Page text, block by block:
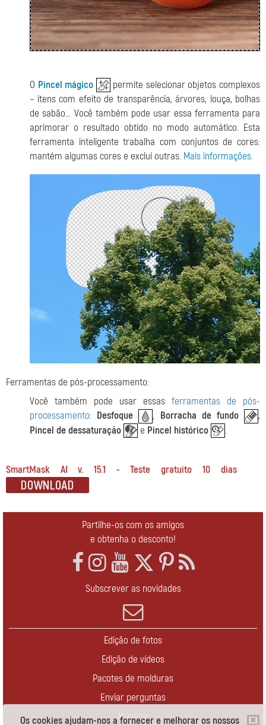
Os cookies ajudam-nos a fornecer e melhorar os nossos
O Pincel mágico
permite selecionar objetos complexos
– itens com efeito de transparência, árvores, louça, bolhas
de sabão… Você também pode usar essa ferramenta para
aprimorar o resultado obtido no modo automático. Esta
ferramenta inteligente trabalha com conjuntos de cores:
mantém algumas cores e exclui outras. Mais informações.
Ferramentas de pós-processamento:
Você também pode usar essas ferramentas de pós-
processamento: Desfoque , Borracha de fundo
,
Pincel de dessaturação
e Pincel histórico .
SmartMask AI v. 15.1 - Teste gratuito 10 dias
Partilhe-os com os amigos
e obtenha o desconto!
Subscrever as novidades
Edição de fotos
Edição de vídeos
Pacotes de molduras
Enviar perguntas
Atualizar